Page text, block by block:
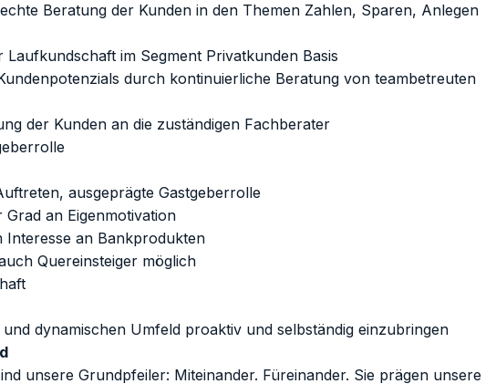
Beratung der Kunden in den Themen Zahlen, Sparen, Anlegen
im Segment Privatkunden Basis
durch kontinuierliche Beratung von teambetreuten
der Kunden an die zuständigen Fachberater
ausgeprägte Gastgeberrolle
an Eigenmotivation
Interesse an Bankprodukten
Quereinsteiger möglich
dynamischen Umfeld proaktiv und selbständig einzubringen
unsere Grundpfeiler: Miteinander. Füreinander. Sie prägen unsere